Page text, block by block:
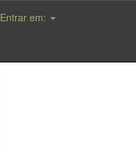
Entrar em: